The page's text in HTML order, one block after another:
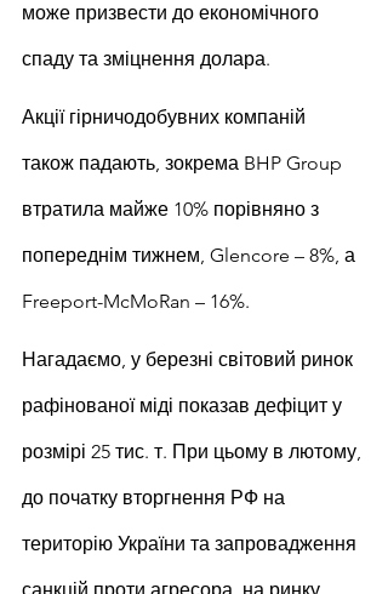
може призвести до економічного
спаду та зміцнення долара.
Акції гірничодобувних компаній
також падають, зокрема BHP Group
втратила майже 10% порівняно з
попереднім тижнем, Glencore – 8%, а
Freeport-McMoRan – 16%.
Нагадаємо, у березні світовий ринок
рафінованої міді показав дефіцит у
розмірі 25 тис. т. При цьому в лютому,
до початку вторгнення РФ на
територію України та запровадження